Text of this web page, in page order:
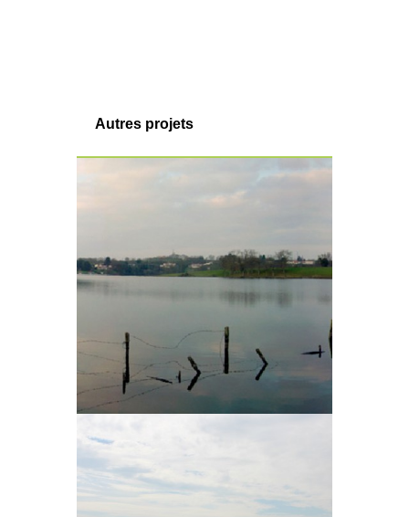
Autres projets